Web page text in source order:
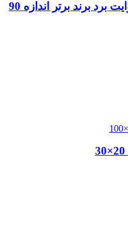
تابلو لولایی باز شو سه لنگه وایت برد برند برتر اندازه 90